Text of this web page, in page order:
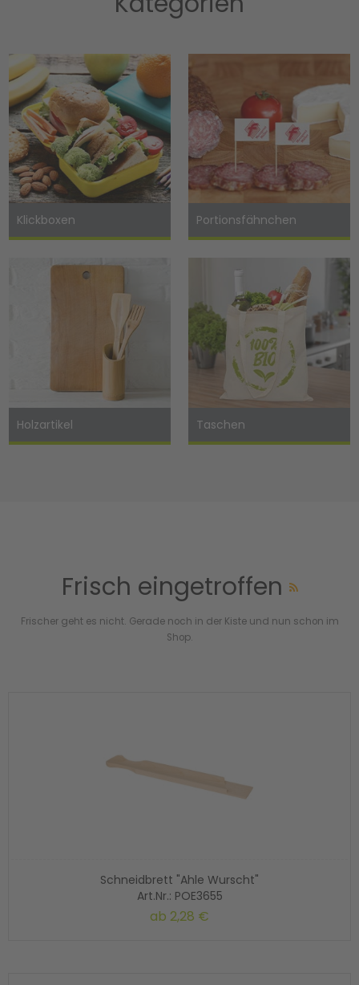
Klickboxen Portionsfähnchen
Holzartikel Taschen
Frisch eingetroffen
Frischer geht es nicht. Gerade noch in der Kiste und nun schon im
Shop.
Schneidbrett "Ahle Wurscht"
Art.Nr.: POE3655
ab 2,28 €